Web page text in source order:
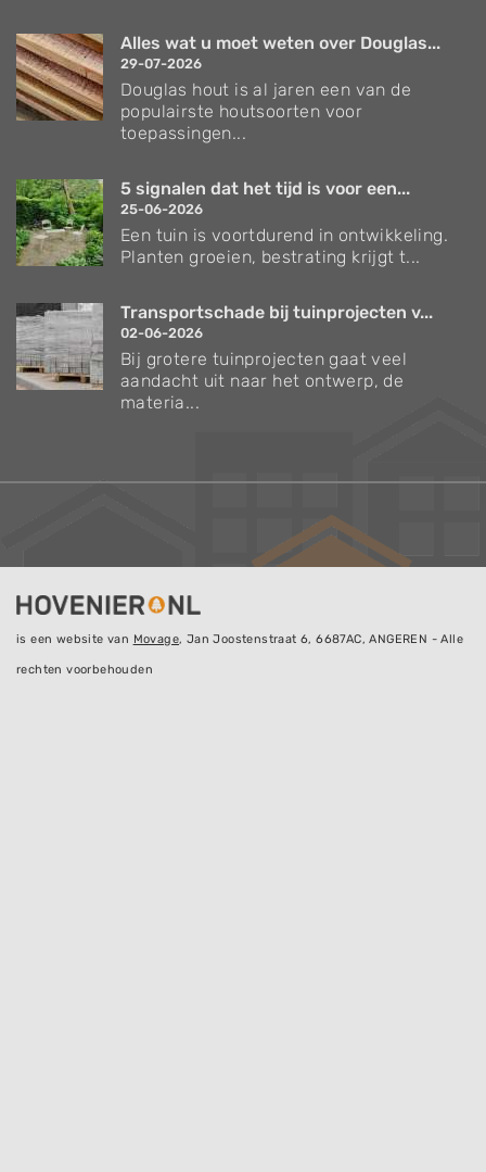
Alles wat u moet weten over Douglas...
29-07-2026
Douglas hout is al jaren een van de
populairste houtsoorten voor
toepassingen...
5 signalen dat het tijd is voor een...
25-06-2026
Een tuin is voortdurend in ontwikkeling.
Planten groeien, bestrating krijgt t...
Transportschade bij tuinprojecten v...
02-06-2026
Bij grotere tuinprojecten gaat veel
aandacht uit naar het ontwerp, de
materia...
is een website van Movage, Jan Joostenstraat 6, 6687AC, ANGEREN - Alle
rechten voorbehouden